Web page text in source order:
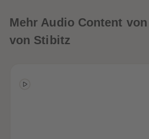
Mehr Audio Content
von Stibitz